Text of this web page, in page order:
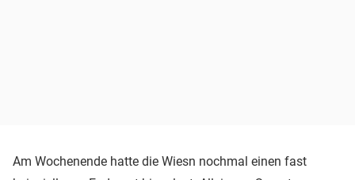
Am Wochenende hatte die Wiesn nochmal einen fast